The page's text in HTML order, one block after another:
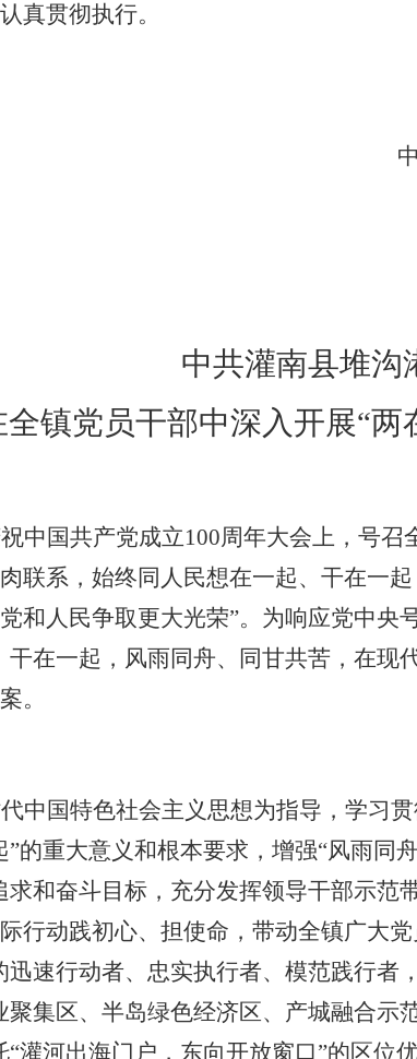
真贯彻执行。
中共灌南县堆沟
全镇党员干部中深入开展“两
中国共产党成立100周年大会上，号召
联系，始终同人民想在一起、干在一
和人民争取更大光荣”。为响应党中
在一起，风雨同舟、同甘共苦，在现
。
中国特色社会主义思想为指导，学习
”的重大意义和根本要求，增强“风雨同
求和奋斗目标，充分发挥领导干部示
行动践初心、担使命，带动全镇广大
迅速行动者、忠实执行者、模范践行
聚集区、半岛绿色经济区、产城融合示
“灌河出海门户，东向开放窗口”的区